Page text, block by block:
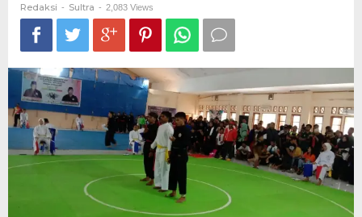
Redaksi - Sultra - 2,083 Views